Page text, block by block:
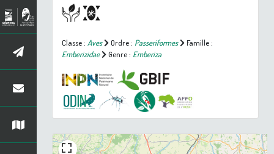
Classe : Aves Ordre : Passeriformes
Famille :
Emberizidae
Genre : Emberiza